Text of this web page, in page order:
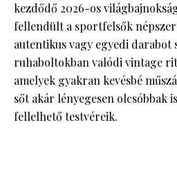
kezdődő 2026-os
fellendült a sportfelsők
autentikus vagy egyedi darabot
ruhaboltokban valódi vintage
amelyek gyakran kevésbé
sőt akár lényegesen olcsóbbak
fellelhető testvéreik.